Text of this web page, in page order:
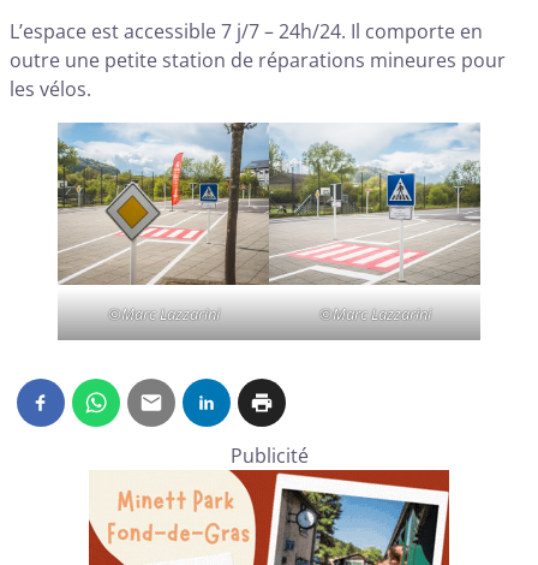
L’espace est accessible 7 j/7 – 24h/24. Il comporte en
outre une petite station de réparations mineures pour
les vélos.
©Marc Lazzarini ©Marc Lazzarini
Publicité